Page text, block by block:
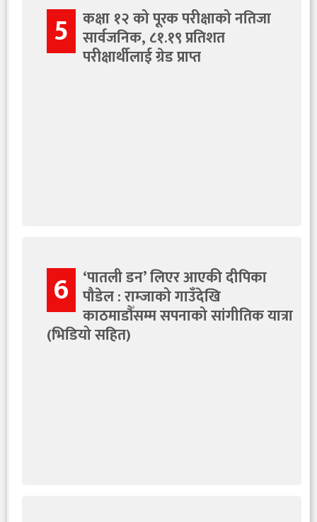
5 कक्षा १२ को पूरक परीक्षाको नतिजा
सार्वजनिक, ८१.१९ प्रतिशत
परीक्षार्थीलाई ग्रेड प्राप्त
6 ‘पातली डन’ लिएर आएकी दीपिका
पौडेल : राम्जाको गाउँदेखि
काठमाडौँसम्म सपनाको सांगीतिक यात्रा
(भिडियो सहित)